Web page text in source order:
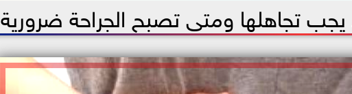
تجاهلها ومتى تصبح الجراحة ضرورية